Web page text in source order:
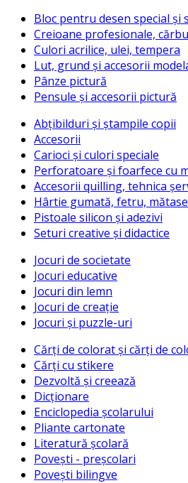
Bloc pentru desen special și
Creioane profesionale,
Culori acrilice, ulei, tempera
Lut, grund și accesorii
Pânze pictură
Pensule și accesorii pictură
Abțibilduri și ștampile copii
Accesorii
Carioci și culori speciale
Perforatoare și foarfece cu
Accesorii quilling, tehnica
Hârtie gumată, fetru,
Pistoale silicon și adezivi
Seturi creative și didactice
Jocuri de societate
Jocuri educative
Jocuri din lemn
Jocuri de creație
Jocuri și puzzle-uri
Cărți de colorat și cărți de
Cărți cu stikere
Dezvoltă și creează
Dicționare
Enciclopedia școlarului
Pliante cartonate
Literatură școlară
Povești - preșcolari
Povești bilingve